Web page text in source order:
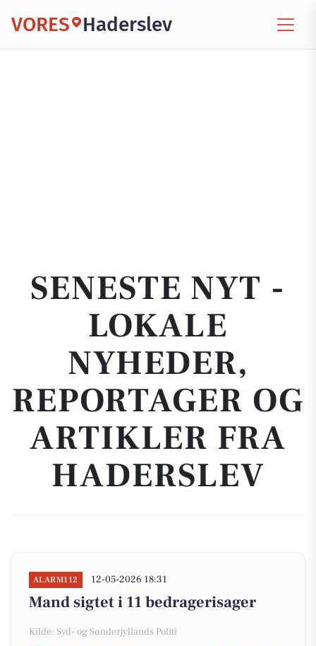
VORES Haderslev
SENESTE NYT -
LOKALE
NYHEDER,
REPORTAGER OG
ARTIKLER FRA
HADERSLEV
ALARM112 12-05-2026 18:31
Mand sigtet i 11 bedragerisager
Kilde: Syd- og Sønderjyllands Politi